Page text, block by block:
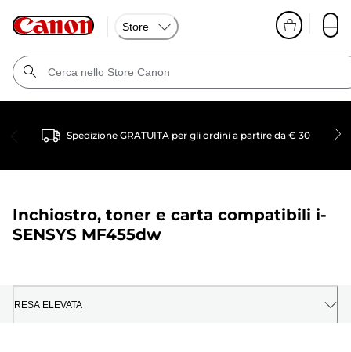
Store
Spedizione GRATUITA per gli ordini a partire da € 30
Inchiostro, toner e carta compatibili i-
SENSYS MF455dw
RESA ELEVATA